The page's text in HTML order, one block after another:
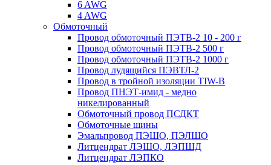
6 AWG
4 AWG
Обмоточный
Провод обмоточный ПЭТВ-2 10 - 200 г
Провод обмоточный ПЭТВ-2 500 г
Провод обмоточный ПЭТВ-2 1000 г
Провод лудящийся ПЭВТЛ-2
Провод в тройной изоляции TIW-B
Провод ПНЭТ-имид - медно
никелированный
Обмоточный провод ПСДКТ
Обмоточные шины
Эмальпровод ПЭШО, ПЭЛШО
Литцендрат ЛЭШО, ЛЭПШД
Литцендрат ЛЭПКО